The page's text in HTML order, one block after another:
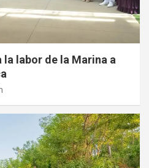
la labor de la Marina a